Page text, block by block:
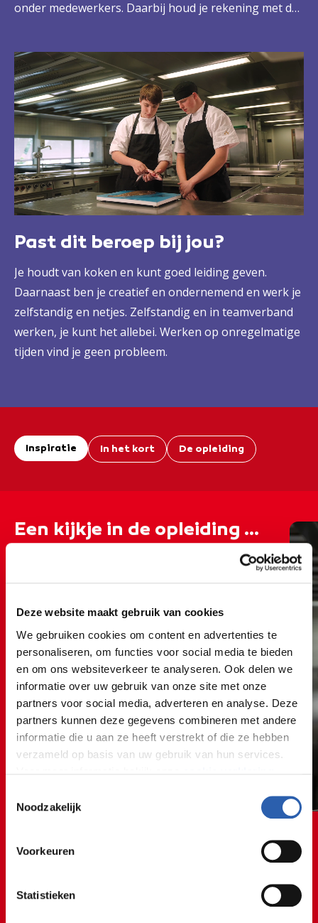
Deze website maakt gebruik van cookies
We gebruiken cookies om content en advertenties te
personaliseren, om functies voor social media te bieden
en om ons websiteverkeer te analyseren. Ook delen we
informatie over uw gebruik van onze site met onze
partners voor social media, adverteren en analyse. Deze
partners kunnen deze gegevens combineren met andere
informatie die u aan ze heeft verstrekt of die ze hebben
verzameld op basis van uw gebruik van hun services.
We werken samen met
die uw gegevens
Noodzakelijk
Voorkeuren
Statistieken
onder medewerkers. Daarbij houd je rekening met de
stelt de menukaarten samen, maakt menuplanningen
en doet de berekeningen. Natuurlijk sta je zelf ook
achter het fornuis. Koken is uiteraard je lust en je
leven.
Past dit beroep bij jou?
Je houdt van koken en kunt goed leiding geven.
Daarnaast ben je creatief en ondernemend en werk je
zelfstandig en netjes. Zelfstandig en in teamverband
werken, je kunt het allebei. Werken op onregelmatige
tijden vind je geen probleem.
Inspiratie In het kort De opleiding
Een kijkje in de opleiding ...